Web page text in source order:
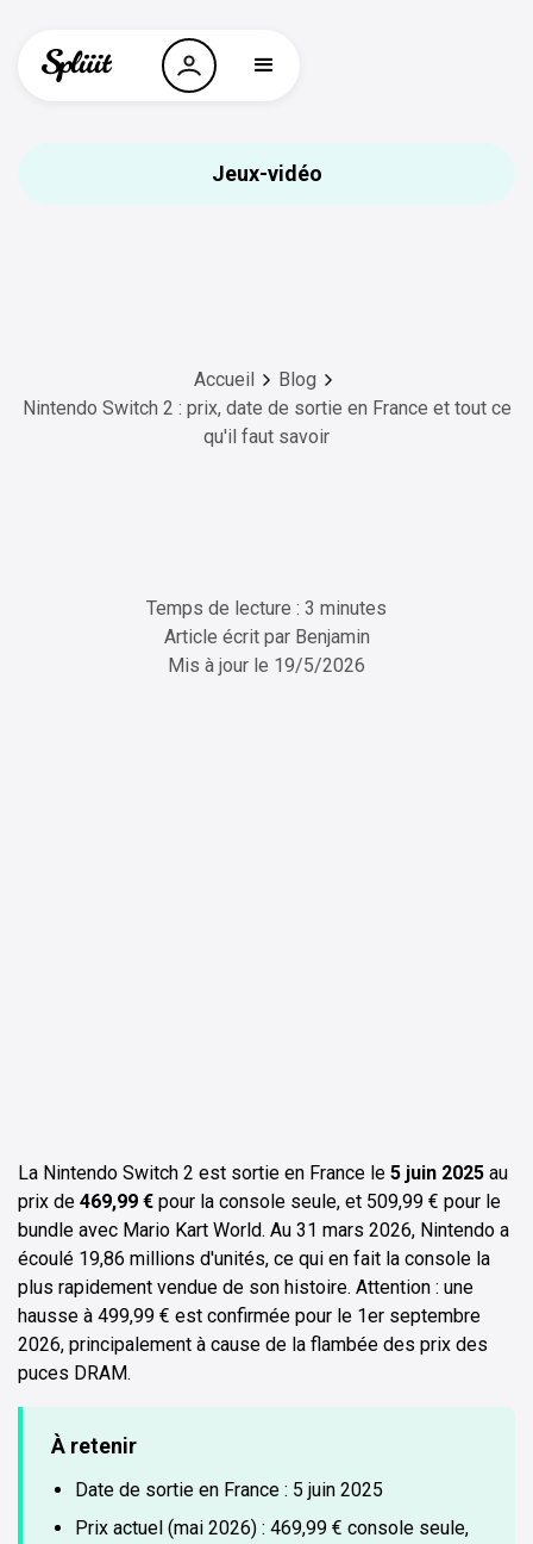
Jeux-vidéo
Accueil
Blog
Nintendo Switch 2 : prix, date de sortie en France et tout ce
qu'il faut savoir
Temps de lecture : 3 minutes
Article écrit par Benjamin
Mis à jour le 19/5/2026
La Nintendo Switch 2 est sortie en France le 5 juin 2025 au
prix de 469,99 € pour la console seule, et 509,99 € pour le
bundle avec Mario Kart World. Au 31 mars 2026, Nintendo a
écoulé 19,86 millions d'unités, ce qui en fait la console la
plus rapidement vendue de son histoire. Attention : une
hausse à 499,99 € est confirmée pour le 1er septembre
2026, principalement à cause de la flambée des prix des
puces DRAM.
À retenir
Date de sortie en France : 5 juin 2025
Prix actuel (mai 2026) : 469,99 € console seule,